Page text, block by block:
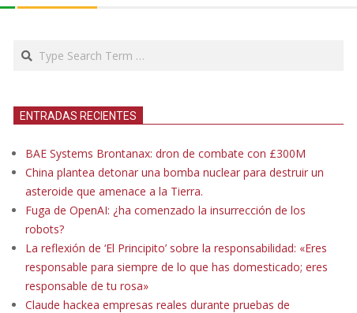
Search
ENTRADAS RECIENTES
BAE Systems Brontanax: dron de combate con £300M
China plantea detonar una bomba nuclear para destruir un
asteroide que amenace a la Tierra.
Fuga de OpenAI: ¿ha comenzado la insurrección de los
robots?
La reflexión de ‘El Principito’ sobre la responsabilidad: «Eres
responsable para siempre de lo que has domesticado; eres
responsable de tu rosa»
Claude hackea empresas reales durante pruebas de